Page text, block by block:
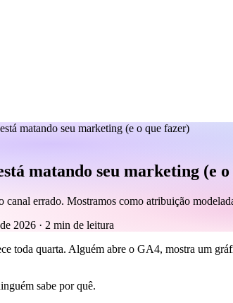
matando seu marketing (e o que fazer)
matando seu marketing (e
canal errado. Mostramos como atribuição
2026 · 2 min de leitura
toda quarta. Alguém abre o GA4, mostra um
sabe por quê.